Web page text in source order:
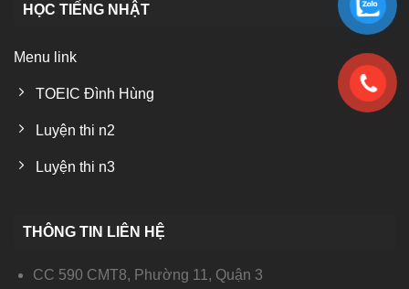
HỌC TIẾNG NHẬT
Menu link
TOEIC Đình Hùng
Luyện thi n2
Luyện thi n3
THÔNG TIN LIÊN HỆ
CC 590 CMT8, Phường 11, Quận 3